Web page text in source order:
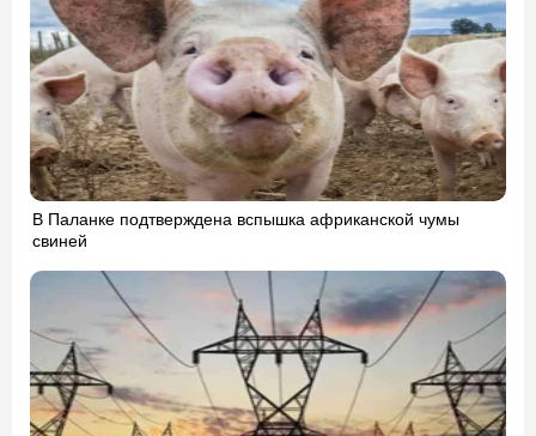
В Паланке подтверждена вспышка африканской чумы
свиней